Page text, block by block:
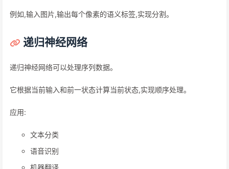
例如,输入图片,输出每个像素的语义标签,实现分割。
递归神经网络
递归神经网络可以处理序列数据。
它根据当前输入和前一状态计算当前状态,实现顺序处理。
应用:
文本分类
语音识别
机器翻译